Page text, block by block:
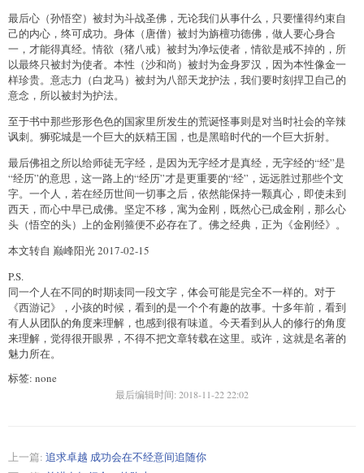
最后心（孙悟空）被封为斗战圣佛，无论我们从事什么，只要懂得约束自
己的内心，终可成功。身体（唐僧）被封为旃檀功德佛，做人要心身合
一，才能得真经。情欲（猪八戒）被封为净坛使者，情欲是戒不掉的，所
以最终只被封为使者。本性（沙和尚）被封为金身罗汉，因为本性像金一
样珍贵。意志力（白龙马）被封为八部天龙护法，我们要时刻捍卫自己的
意念，所以被封为护法。
至于书中那些形形色色的国家里所发生的荒诞怪事则是对当时社会的辛辣
讽刺。狮驼城是一个巨大的妖精王国，也是黑暗时代的一个巨大折射。
最后佛祖之所以给师徒无字经，是因为无字经才是真经，无字经的“经”是
“经历”的意思，这一路上的“经历”才是更重要的“经”，远远胜过那些个文
字。一个人，若在经历世间一切事之后，依然能保持一颗真心，即使未到
西天，而心中早已成佛。坚定不移，寓为金刚，既然心已成金刚，那么心
头（悟空的头）上的金刚箍便不必存在了。佛之经典，正为《金刚经》。
本文转自 巅峰阳光 2017-02-15
P.S.
同一个人在不同的时期读同一段文字，体会可能是完全不一样的。对于
《西游记》，小孩的时候，看到的是一个个有趣的故事。十多年前，看到
有人从团队的角度来理解，也感到很有味道。今天看到从人的修行的角度
来理解，觉得很开眼界，不得不把文章转载在这里。或许，这就是名著的
魅力所在。
标签: none
最后编辑时间: 2018-11-22 22:02
上一篇: 追求卓越 成功会在不经意间追随你